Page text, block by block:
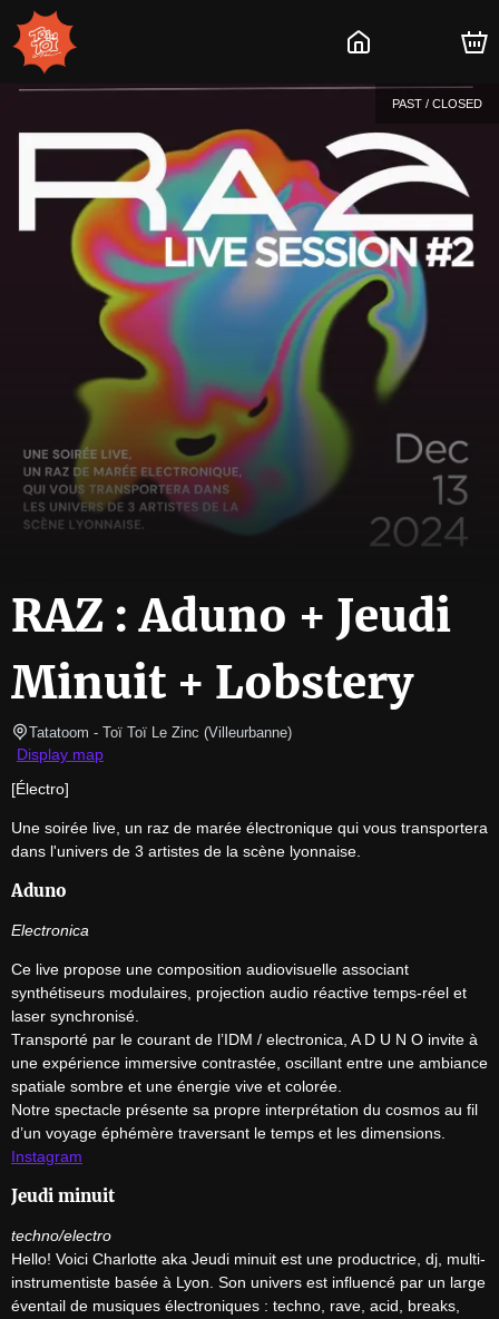
PAST / CLOSED
RAZ : Aduno + Jeudi
Minuit + Lobstery
Tatatoom - Toï Toï Le Zinc (Villeurbanne)
Display map
[Électro]
Une soirée live, un raz de marée électronique qui vous transportera
dans l'univers de 3 artistes de la scène lyonnaise.
Aduno
Electronica
Ce live propose une composition audiovisuelle associant
synthétiseurs modulaires, projection audio réactive temps-réel et
laser synchronisé.
Transporté par le courant de l’IDM / electronica, A D U N O invite à
une expérience immersive contrastée, oscillant entre une ambiance
spatiale sombre et une énergie vive et colorée.
Notre spectacle présente sa propre interprétation du cosmos au fil
Instagram
Jeudi minuit
techno/electro
Hello! Voici Charlotte aka Jeudi minuit est une productrice, dj, multi-
instrumentiste basée à Lyon. Son univers est influencé par un large
éventail de musiques électroniques : techno, rave, acid, breaks,